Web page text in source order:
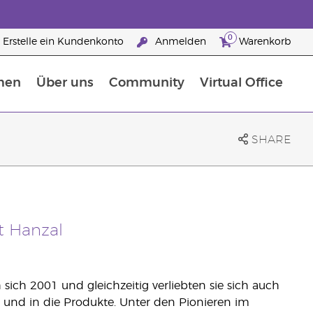
Erstelle ein Kundenkonto Anmelden 0 Warenkorb
Über uns Community Virtual Office
SHARE
Hanzal
2001 und gleichzeitig verliebten sie sich auch
und in die Produkte. Unter den Pionieren im